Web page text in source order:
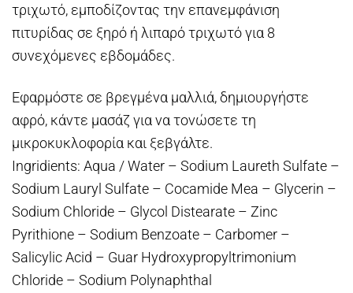
τριχωτό, εμποδίζοντας την επανεμφάνιση
πιτυρίδας σε ξηρό ή λιπαρό τριχωτό για 8
συνεχόμενες εβδομάδες.
Εφαρμόστε σε βρεγμένα μαλλιά, δημιουργήστε
αφρό, κάντε μασάζ για να τονώσετε τη
μικροκυκλοφορία και ξεβγάλτε.
Ingridients: Aqua / Water – Sodium Laureth Sulfate –
Sodium Lauryl Sulfate – Cocamide Mea – Glycerin –
Sodium Chloride – Glycol Distearate – Zinc
Pyrithione – Sodium Benzoate – Carbomer –
Salicylic Acid – Guar Hydroxypropyltrimonium
Chloride – Sodium Polynaphthal